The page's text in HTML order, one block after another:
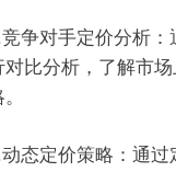
对手定价分析：通
对比分析，了解市
定价策略：通过定